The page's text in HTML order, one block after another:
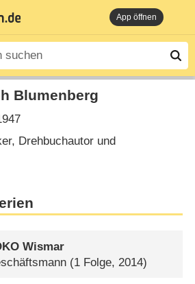
App öffnen
Blumenberg
Drehbuchautor und
Wismar
(1 Folge, 2014)